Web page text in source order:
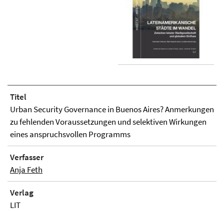
Titel
Urban Security Governance in Buenos Aires? Anmerkungen
zu fehlenden Voraussetzungen und selektiven Wirkungen
eines anspruchsvollen Programms
Verfasser
Anja Feth
Verlag
LIT